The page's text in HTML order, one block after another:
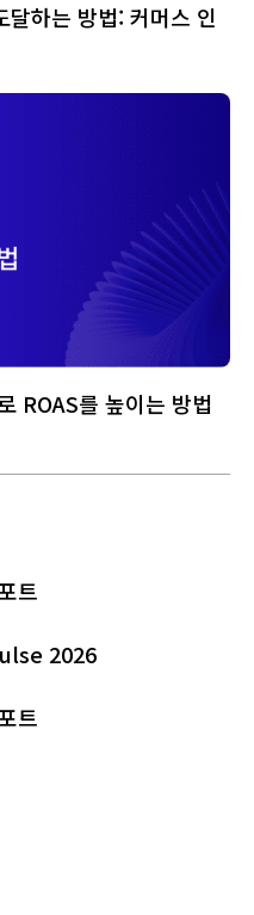
하는 방법: 커머스 인
ROAS를 높이는 방법
트
2026
트